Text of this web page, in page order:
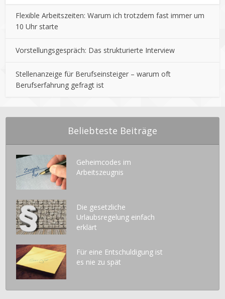
Flexible Arbeitszeiten: Warum ich trotzdem fast immer um
10 Uhr starte
Vorstellungsgespräch: Das strukturierte Interview
Stellenanzeige für Berufseinsteiger – warum oft
Berufserfahrung gefragt ist
Beliebteste Beiträge
Geheimcodes im
Arbeitszeugnis
Die gesetzliche
Urlaubsregelung einfach
erklärt
Für eine Entschuldigung ist
es nie zu spät